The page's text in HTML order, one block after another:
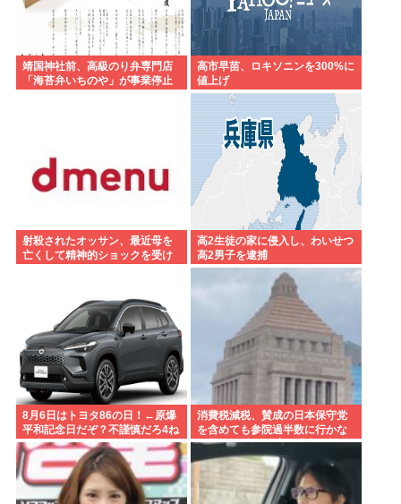
靖国神社前、高級のり弁専門店
「海苔弁いちのや」が事業停止
高市早苗、ロキソニンを300%に
値上げ
射殺されたオッサン、最近母を
亡くして精神的ショックを受け
高2生徒の家に侵入し、わいせつ
高2男子を逮捕
8月6日はトヨタ86の日！←原爆
平和記念日だぞ？不謹慎だろ4ね
や車カス
消費税減税、賛成の日本保守党
を含めても参院過半数に行かな
い模様 野党は一斉に批判し神谷
「天下の愚策」 おや、チみ？